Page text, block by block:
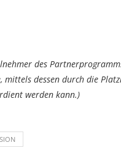
des
mittels dessen durch die
werden kann.)